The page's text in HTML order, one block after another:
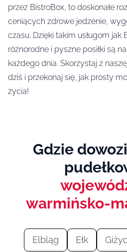
przez BistroBox, to doskonałe
ceniących zdrowe jedzenie,
czasu. Dzięki takim usługom jak
różnorodne i pyszne posiłki są
każdego dnia. Skorzystaj z
dziś i przekonaj się, jak prosty
życia!
Gdzie
warmińsko-
Elbląg Ełk